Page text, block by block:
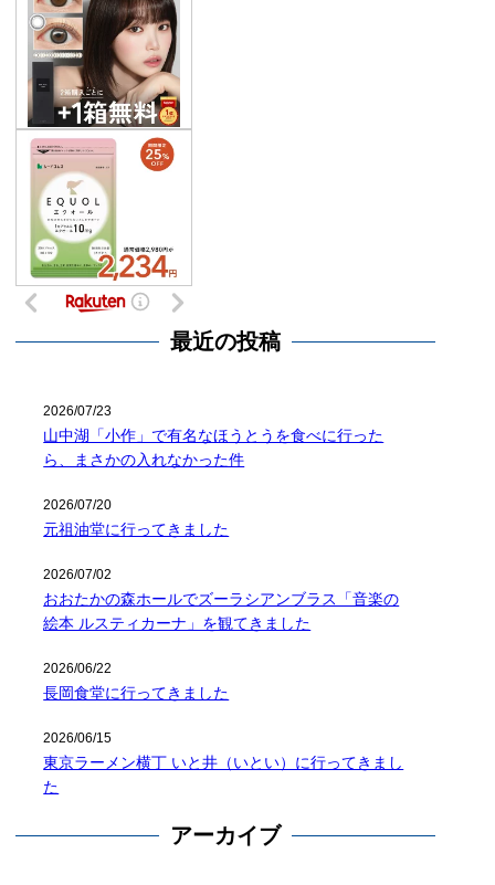
最近の投稿
山中湖「小作」で有名なほうとうを食べに行った
ら、まさかの入れなかった件
2026/07/23
元祖油堂に行ってきました
2026/07/20
おおたかの森ホールでズーラシアンブラス「音楽の
絵本 ルスティカーナ」を観てきました
2026/07/02
長岡食堂に行ってきました
2026/06/22
東京ラーメン横丁 いと井（いとい）に行ってきまし
た
2026/06/15
アーカイブ